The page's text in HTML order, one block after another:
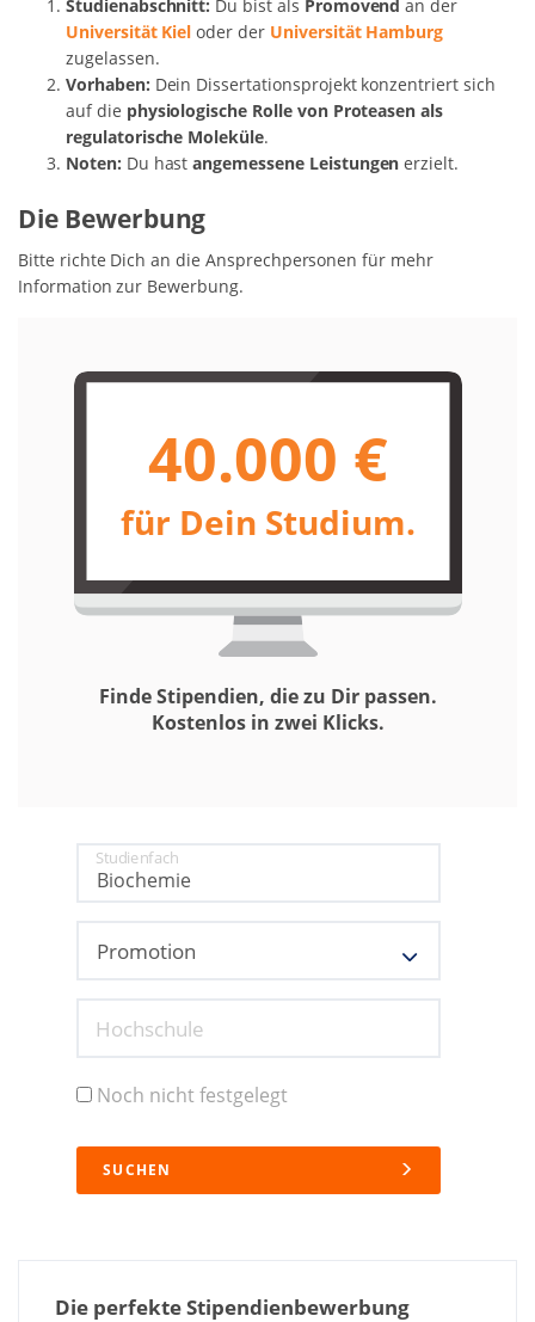
Studienabschnitt: Du bist als Promovend an der
Universität Kiel oder der Universität Hamburg
zugelassen.
Vorhaben: Dein Dissertationsprojekt konzentriert sich
auf die physiologische Rolle von Proteasen als
regulatorische Moleküle.
Noten: Du hastangemessene Leistungen erzielt.
Die Bewerbung
Bitte richte Dich an die Ansprechpersonen für mehr
Information zur Bewerbung.
40.000 €
für Dein Studium.
Finde Stipendien, die zu Dir passen.
Kostenlos in zwei Klicks.
Studienfach
Hochschule
Noch nicht festgelegt
SUCHEN
Die perfekte Stipendienbewerbung